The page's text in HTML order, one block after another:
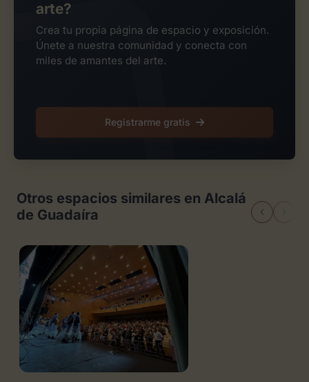
arte?
Crea tu propia página de espacio y exposición.
Únete a nuestra comunidad y conecta con
miles de amantes del arte.
Registrarme gratis
Otros espacios similares en Alcalá
de Guadaíra